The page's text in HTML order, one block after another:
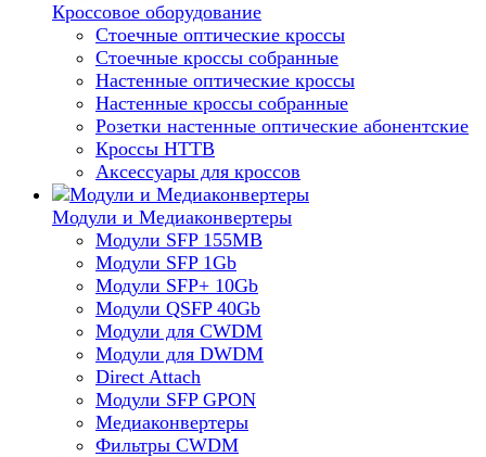
Кроссовое оборудование
Стоечные оптические кроссы
Стоечные кроссы собранные
Настенные оптические кроссы
Настенные кроссы собранные
Розетки настенные оптические абонентские
Кроссы HTTB
Аксессуары для кроссов
Модули и Медиаконвертеры
Модули SFP 155MB
Модули SFP 1Gb
Модули SFP+ 10Gb
Модули QSFP 40Gb
Модули для CWDM
Модули для DWDM
Direct Attach
Модули SFP GPON
Медиаконвертеры
Фильтры CWDM